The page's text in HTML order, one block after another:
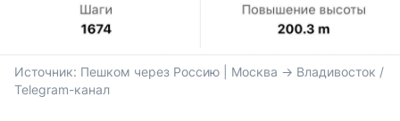
Источник: Пешком через Россию | Москва -> Владивосток /
Telegram-канал